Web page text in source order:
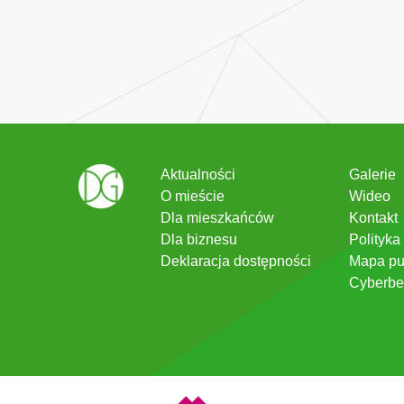
Aktualności
O mieście
Dla mieszkańców
Dla biznesu
Deklaracja dostępności
Galerie
Wideo
Kontakt
Mapa